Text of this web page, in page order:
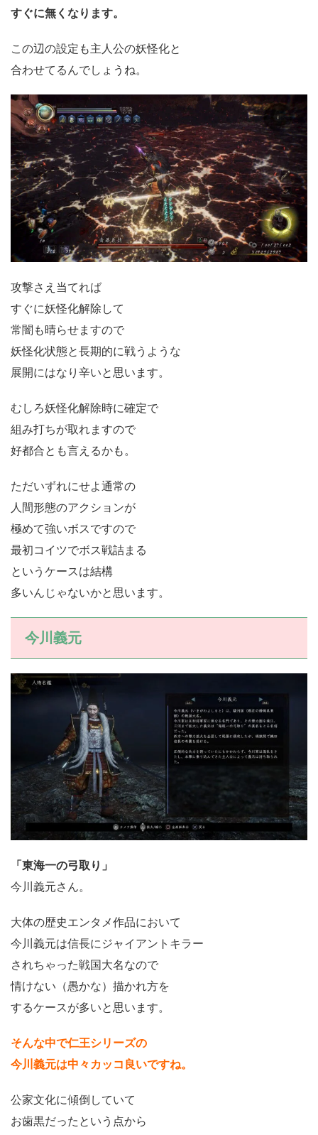
すぐに無くなります。
この辺の設定も主人公の妖怪化と
合わせてるんでしょうね。
攻撃さえ当てれば
すぐに妖怪化解除して
常闇も晴らせますので
妖怪化状態と長期的に戦うような
展開にはなり辛いと思います。
むしろ妖怪化解除時に確定で
組み打ちが取れますので
好都合とも言えるかも。
ただいずれにせよ通常の
人間形態のアクションが
極めて強いボスですので
最初コイツでボス戦詰まる
というケースは結構
多いんじゃないかと思います。
今川義元
「東海一の弓取り」
今川義元さん。
大体の歴史エンタメ作品において
今川義元は信長にジャイアントキラー
されちゃった戦国大名なので
情けない（愚かな）描かれ方を
するケースが多いと思います。
そんな中で仁王シリーズの
今川義元は中々カッコ良いですね。
公家文化に傾倒していて
お歯黒だったという点から